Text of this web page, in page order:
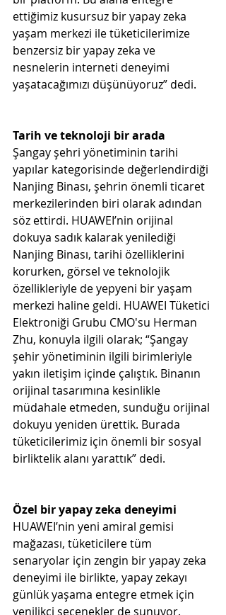
ettiğimiz kusursuz bir yapay zeka
yaşam merkezi ile tüketicilerimize
benzersiz bir yapay zeka ve
nesnelerin interneti deneyimi
yaşatacağımızı düşünüyoruz” dedi.
Tarih ve teknoloji bir arada
Şangay şehri yönetiminin tarihi
yapılar kategorisinde değerlendirdiği
Nanjing Binası, şehrin önemli ticaret
merkezilerinden biri olarak adından
söz ettirdi. HUAWEI’nin orijinal
dokuya sadık kalarak yenilediği
Nanjing Binası, tarihi özelliklerini
korurken, görsel ve teknolojik
özellikleriyle de yepyeni bir yaşam
merkezi haline geldi. HUAWEI Tüketici
Elektroniği Grubu CMO'su Herman
Zhu, konuyla ilgili olarak; “Şangay
şehir yönetiminin ilgili birimleriyle
yakın iletişim içinde çalıştık. Binanın
orijinal tasarımına kesinlikle
müdahale etmeden, sunduğu orijinal
dokuyu yeniden ürettik. Burada
tüketicilerimiz için önemli bir sosyal
birliktelik alanı yarattık” dedi.
Özel bir yapay zeka deneyimi
HUAWEI’nin yeni amiral gemisi
mağazası, tüketicilere tüm
senaryolar için zengin bir yapay zeka
deneyimi ile birlikte, yapay zekayı
günlük yaşama entegre etmek için
yenilikçi seçenekler de sunuyor.